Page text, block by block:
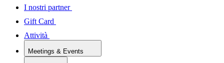
I nostri partner
Gift Card
Attività
Meetings & Events